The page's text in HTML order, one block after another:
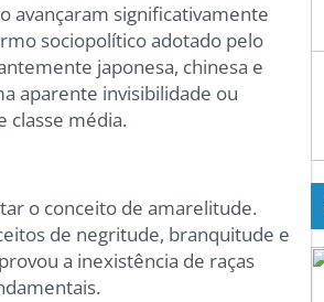
avançaram significativamente
sociopolítico adotado pelo
japonesa, chinesa e
aparente invisibilidade ou
classe média.
o conceito de amarelitude.
de negritude, branquitude e
a inexistência de raças